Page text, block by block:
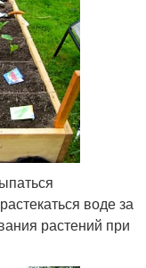
воде за
растений при